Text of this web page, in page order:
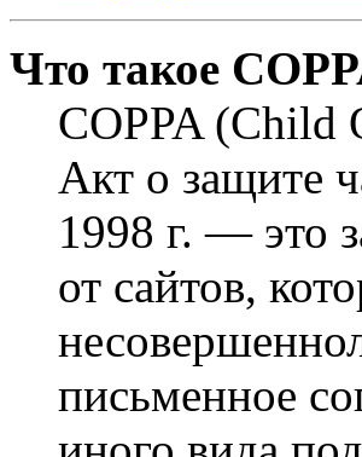
Что такое
COPPA (Child
Акт о защите
1998 г. — это
от сайтов,
письменное